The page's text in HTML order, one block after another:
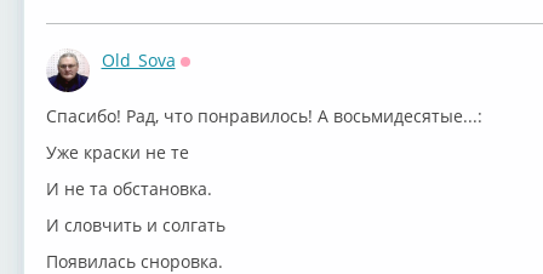
Old_Sova
Спасибо! Рад, что понравилось! А восьмидесятые...:
Уже краски не те
И не та обстановка.
И словчить и солгать
Появилась сноровка.